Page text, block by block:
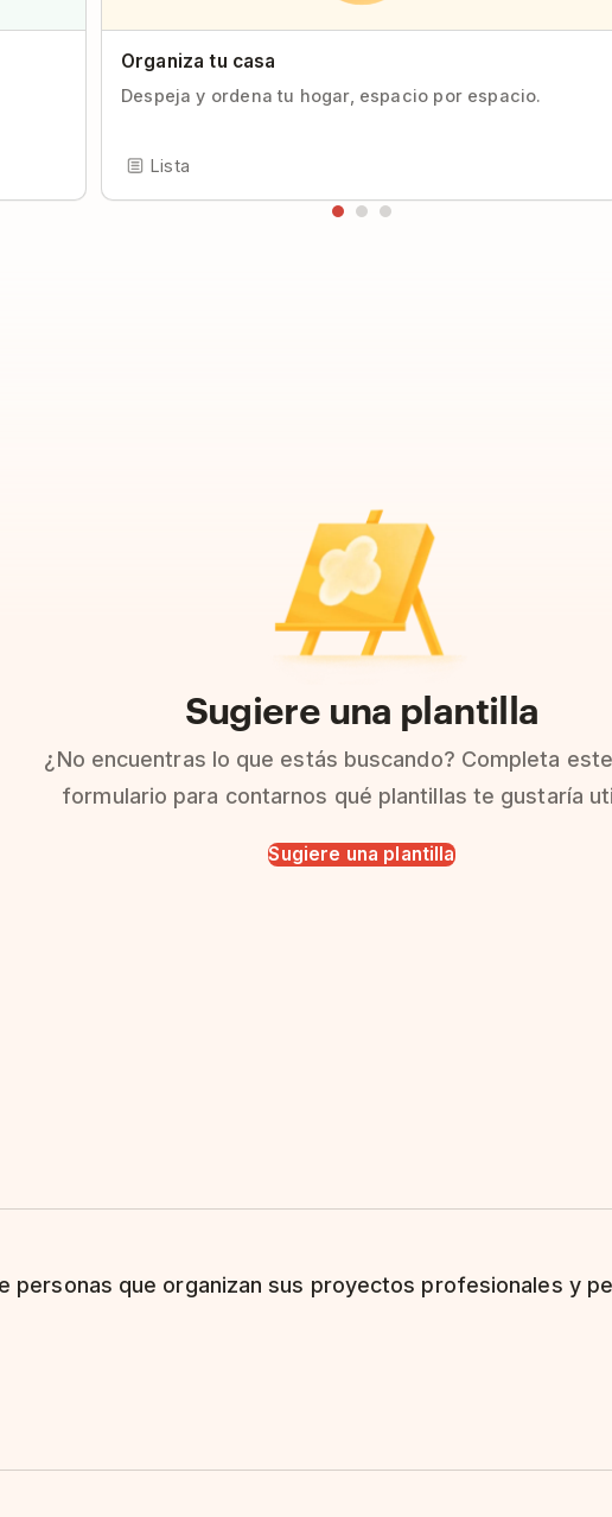
Organiza tu casa
Despeja y ordena tu hogar, espacio por espacio.
Lista
Sugiere una plantilla
¿No encuentras lo que estás buscando? Completa
formulario para contarnos qué plantillas te gustaría
Sugiere una plantilla
personas que organizan sus proyectos profesionales y